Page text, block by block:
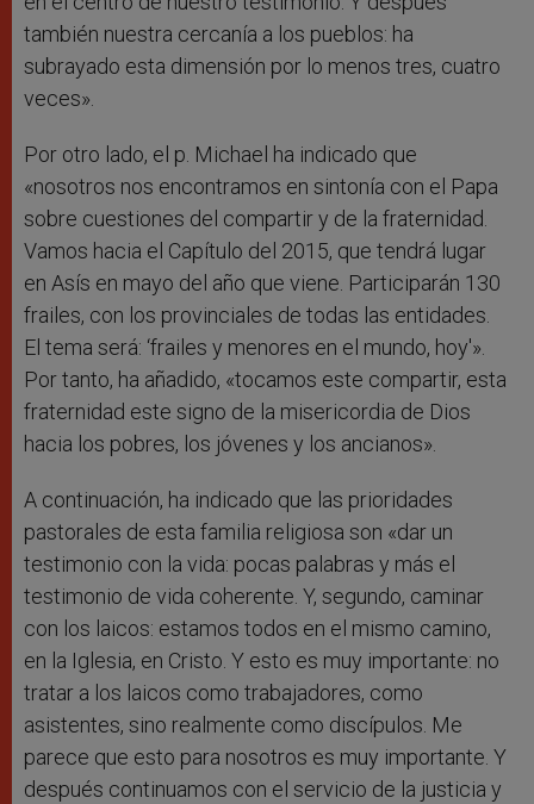
también nuestra cercanía a los pueblos: ha
subrayado esta dimensión por lo menos tres, cuatro
veces».
Por otro lado, el p. Michael ha indicado que
«nosotros nos encontramos en sintonía con el Papa
sobre cuestiones del compartir y de la fraternidad.
Vamos hacia el Capítulo del 2015, que tendrá lugar
en Asís en mayo del año que viene. Participarán 130
frailes, con los provinciales de todas las entidades.
El tema será: ‘frailes y menores en el mundo, hoy'».
Por tanto, ha añadido, «tocamos este compartir, esta
fraternidad este signo de la misericordia de Dios
hacia los pobres, los jóvenes y los ancianos».
A continuación, ha indicado que las prioridades
pastorales de esta familia religiosa son «dar un
testimonio con la vida: pocas palabras y más el
testimonio de vida coherente. Y, segundo, caminar
con los laicos: estamos todos en el mismo camino,
en la Iglesia, en Cristo. Y esto es muy importante: no
tratar a los laicos como trabajadores, como
asistentes, sino realmente como discípulos. Me
parece que esto para nosotros es muy importante. Y
después continuamos con el servicio de la justicia y